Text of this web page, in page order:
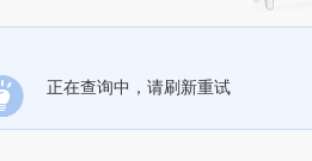
正在查询中，请刷新重试